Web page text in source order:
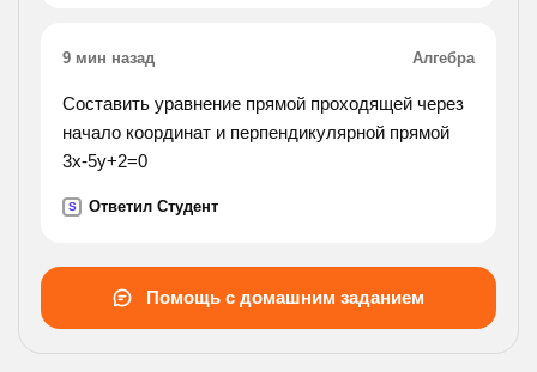
9 мин назад Алгебра
Cоставить уравнение прямой проходящей через
начало координат и перпендикулярной прямой
3х-5у+2=0
S Ответил Студент
Помощь с домашним заданием